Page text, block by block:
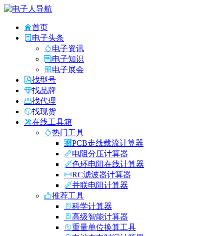
首页
电子头条
电子资讯
电子知识
电子展会
找型号
找品牌
找代理
找现货
在线工具箱
热门工具
PCB走线载流计算器
电阻分压计算器
色环电阻在线计算器
RC滤波器计算器
并联电阻计算器
推荐工具
科学计算器
高级智能计算器
重量单位换算工具